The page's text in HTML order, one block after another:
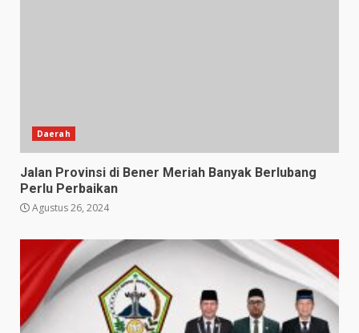
Daerah
Jalan Provinsi di Bener Meriah Banyak Berlubang
Perlu Perbaikan
Agustus 26, 2024